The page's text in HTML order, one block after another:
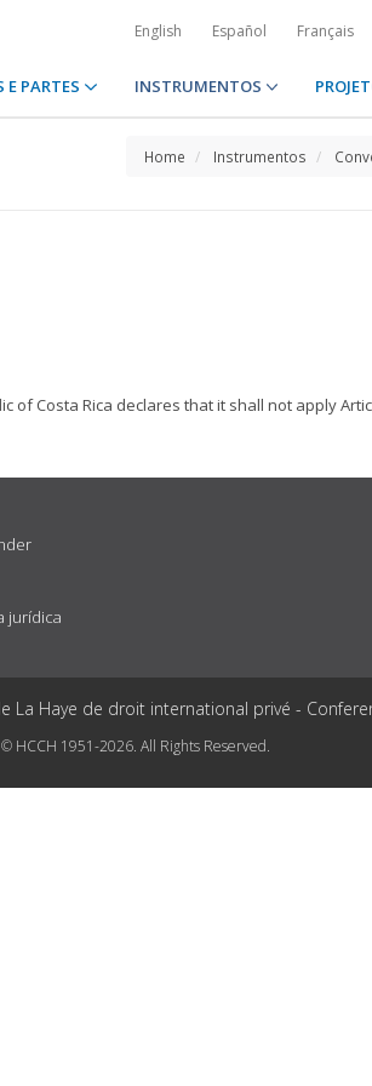
English Español Français
E PARTES INSTRUMENTOS
Home Instrumentos
Costa Rica declares that it shall not apply
jurídica
La Haye de droit international privé -
© HCCH 1951-2026. All Rights Reserved.